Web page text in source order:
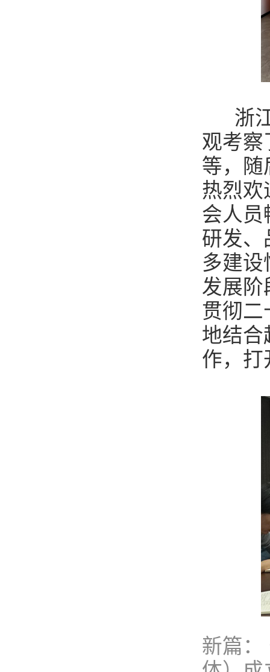
浙江
观考察
等，随
热烈欢
会人员
研发、
多建
发展阶
贯彻二
地结合
作，打
新篇：